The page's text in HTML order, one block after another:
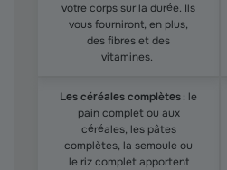
votre corps sur la durée. Ils
vous fourniront, en plus,
des fibres et des
vitamines.
Les céréales complètes: le
pain complet ou aux
céréales, les pâtes
complètes, la semoule ou
le riz complet apportent